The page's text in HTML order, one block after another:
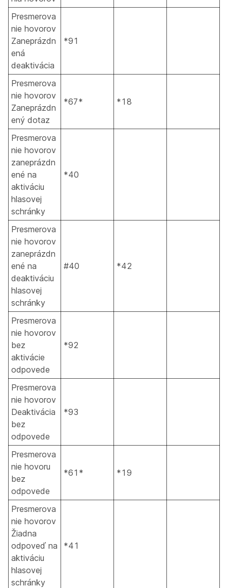
Presmerova
nie hovorov
Zaneprázdn
ená
deaktivácia
*91
Presmerova
nie hovorov
Zaneprázdn
ený dotaz
*67* *18
Presmerova
nie hovorov
zaneprázdn
ené na
aktiváciu
hlasovej
schránky
*40
Presmerova
nie hovorov
zaneprázdn
ené na
deaktiváciu
hlasovej
schránky
#40 *42
Presmerova
nie hovorov
bez
aktivácie
odpovede
*92
Presmerova
nie hovorov
Deaktivácia
bez
odpovede
*93
Presmerova
nie hovoru
bez
odpovede
*61* *19
Presmerova
nie hovorov
Žiadna
odpoveď na
aktiváciu
hlasovej
schránky
*41